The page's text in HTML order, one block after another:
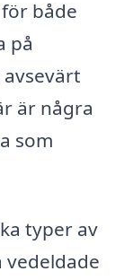
både
på
är några
som
typer av
vedeldade